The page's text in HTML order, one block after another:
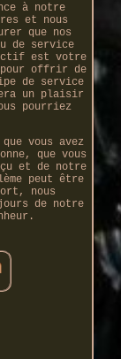
à notre
et nous
que nos
de service
est votre
pour offrir de
de service
un plaisir
pourriez
vous avez
que vous
et de notre
peut être
nous
de notre